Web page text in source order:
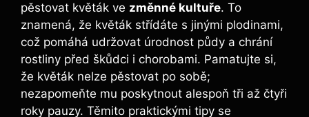
pěstovat květák ve změnné kultuře. To
znamená, že květák střídáte s jinými plodinami,
což pomáhá udržovat úrodnost půdy a chrání
rostliny před škůdci i chorobami. Pamatujte si,
že květák nelze pěstovat po sobě;
nezapomeňte mu poskytnout alespoň tři až čtyři
roky pauzy. Těmito praktickými tipy se